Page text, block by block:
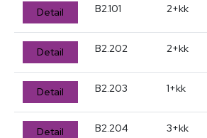
Detail B2.101 2+kk
Detail B2.202 2+kk
Detail B2.203 1+kk
Detail B2.204 3+kk